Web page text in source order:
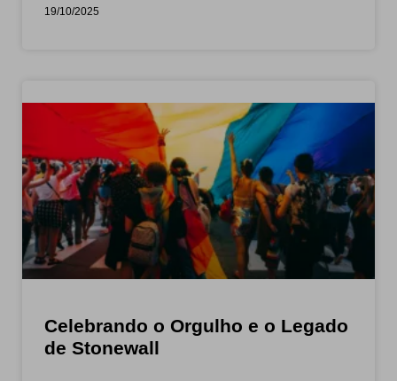
19/10/2025
Celebrando o Orgulho e o Legado
de Stonewall